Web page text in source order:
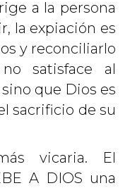
a la persona
la expiación es
y reconciliarlo
satisface al
que Dios es
sacrificio de su
vicaria. El
A DIOS una